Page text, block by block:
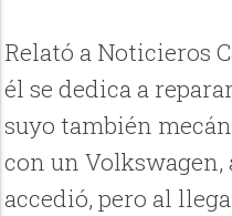
Relató a Noticieros
él se dedica a
suyo también
con un Volkswagen,
accedió, pero al